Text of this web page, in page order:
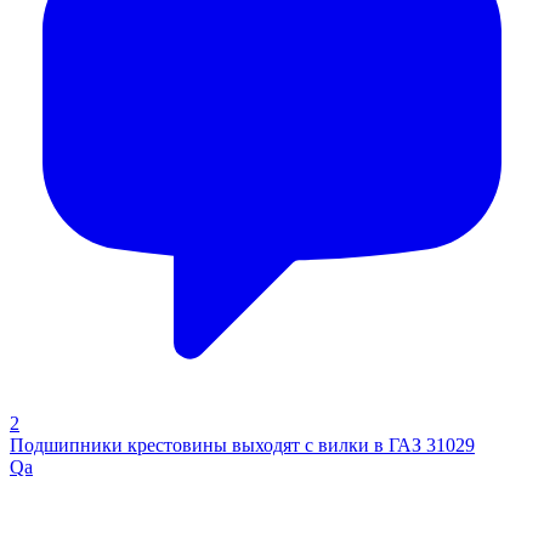
2
Подшипники крестовины выходят с вилки в ГАЗ 31029
Qa